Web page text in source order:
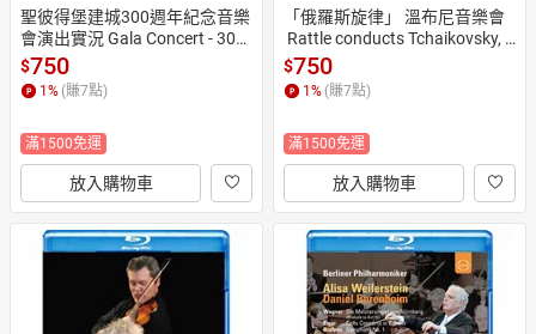
聖彼得堡建城300週年紀念音樂
會演出實況 Gala Concert - 300
years of St. Petersburg (藍光Bl
u-ray) 【EuroArts】
$750
1 % (賺7點)
滿1500免運
放入購物車
「俄羅斯旋律」 溫布尼音樂會
Rattle conducts Tchaikovsky, S
travinsky & Rachmaninov (藍光
Blu-ray) 【EuroArts】
$750
1 % (賺7點)
滿1500免運
放入購物車